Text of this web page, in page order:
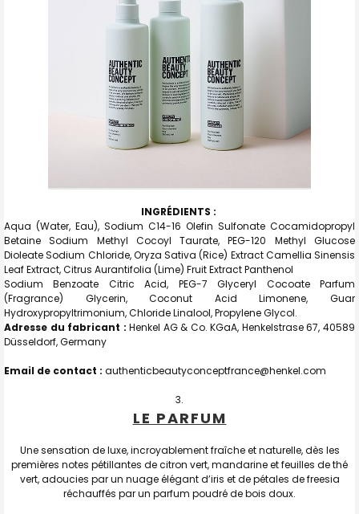
INGRÉDIENTS :
Aqua (Water, Eau), Sodium C14-16 Olefin Sulfonate Cocamidopropyl
Betaine Sodium Methyl Cocoyl Taurate, PEG-120 Methyl Glucose
Dioleate Sodium Chloride, Oryza Sativa (Rice) Extract Camellia Sinensis
Leaf Extract, Citrus Aurantifolia (Lime) Fruit Extract Panthenol
Sodium Benzoate Citric Acid, PEG-7 Glyceryl Cocoate Parfum
(Fragrance) Glycerin, Coconut Acid Limonene, Guar
Hydroxypropyltrimonium, Chloride Linalool, Propylene Glycol.
Adresse du fabricant :Henkel AG & Co. KGaA, Henkelstrase 67, 40589
Düsseldorf, Germany
Email de contact : authenticbeautyconceptfrance@henkel.com
LE PARFUM
Une sensation de luxe, incroyablement fraîche et naturelle, dès les
premières notes pétillantes de citron vert, mandarine et feuilles de thé
vert, adoucies par un nuage élégant d’iris et de pétales de freesia
réchauffés par un parfum poudré de bois doux.